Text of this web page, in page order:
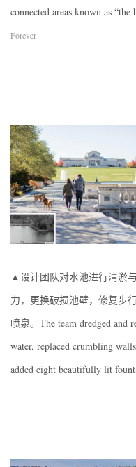
connected areas known as
Forever
▲设计团队对水池进行清淤
力，更换破损池壁，修复步
喷泉。The team dredged and
water, replaced crumbling
added eight beautifully lit